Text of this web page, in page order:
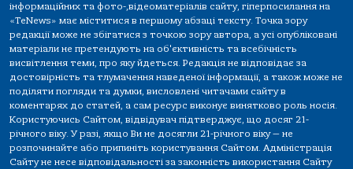
інформаційних та фото-,відеоматеріалів сайту, гіперпосилання на
«TeNews» має міститися в першому абзаці тексту. Точка зору
редакції може не збігатися з точкою зору автора, а усі опубліковані
матеріали не претендують на об'єктивність та всебічність
висвітлення теми, про яку йдеться. Редакція не відповідає за
достовірність та тлумачення наведеної інформації, а також може не
поділяти погляди та думки, висловлені читачами сайту в
коментарях до статей, а сам ресурс виконує винятково роль носія.
Користуючись Сайтом, відвідувач підтверджує, що досяг 21-
річного віку. У разі, якщо Ви не досягли 21-річного віку — не
розпочинайте або припиніть користування Сайтом. Адміністрація
Сайту не несе відповідальності за законність використання Сайту